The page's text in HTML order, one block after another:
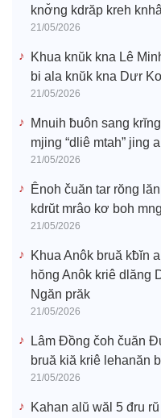
knơ̆ng kdrăp kreh
21/05/2026
Khua knŭk kna Lê
bi ala knŭk kna Dưr
21/05/2026
Mnuih ƀuôn sang
mjing “dliê mtah” jing
21/05/2026
Ênoh čuăn tar rŏng
kdrŭt mrâo kơ boh
21/05/2026
Khua Anôk bruă kƀĭn
hŏng Anôk kriê dlăng
Ngăn prăk
21/05/2026
Lâm Đồng čoh čuăn
bruă kiă kriê lehanăn
21/05/2026
Kahan alŭ wăl 5 đru